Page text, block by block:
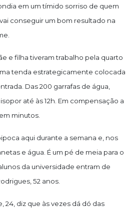
em um tímido sorriso de quem
conseguir um bom resultado na
e filha tiveram trabalho pela quarto
tenda estrategicamente colocada
Das 200 garrafas de água,
até às 12h. Em compensação a
minutos.
aqui durante a semana e, nos
e água. É um pé de meia para o
da universidade entram de
52 anos.
24, diz que às vezes dá dó das